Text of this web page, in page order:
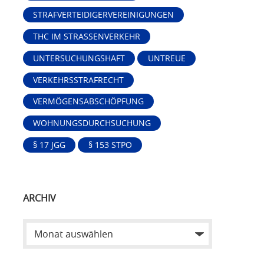
STRAFVERTEIDIGERVEREINIGUNGEN
THC IM STRASSENVERKEHR
UNTERSUCHUNGSHAFT
UNTREUE
VERKEHRSSTRAFRECHT
VERMÖGENSABSCHÖPFUNG
WOHNUNGSDURCHSUCHUNG
§ 17 JGG
§ 153 STPO
ARCHIV